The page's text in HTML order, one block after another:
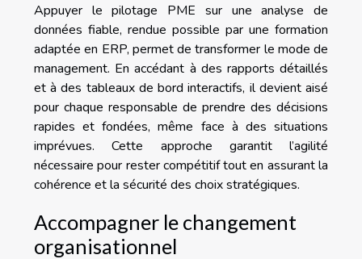
Appuyer le pilotage PME sur une analyse de
données fiable, rendue possible par une formation
adaptée en ERP, permet de transformer le mode de
management. En accédant à des rapports détaillés
et à des tableaux de bord interactifs, il devient aisé
pour chaque responsable de prendre des décisions
rapides et fondées, même face à des situations
imprévues. Cette approche garantit l’agilité
nécessaire pour rester compétitif tout en assurant la
cohérence et la sécurité des choix stratégiques.
Accompagner le changement
organisationnel